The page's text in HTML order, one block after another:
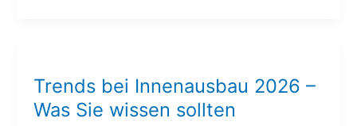
Trends bei Innenausbau 2026 –
Was Sie wissen sollten
Innenausbau
2026
–